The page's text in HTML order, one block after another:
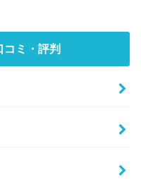
ミ・評判